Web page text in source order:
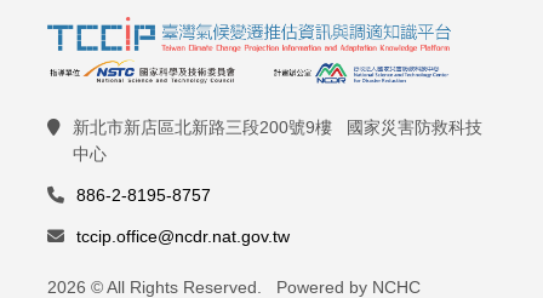
新北市新店區北新路三段200號9樓 國家災害防救科技
中心
886-2-8195-8757
tccip.office@ncdr.nat.gov.tw
2026 © All Rights Reserved. Powered by NCHC